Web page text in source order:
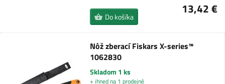
13,42 €
Do košíka
Nôž zberací Fiskars X-series™
1062830
Skladom 1 ks
+ ihned na 1 prodejně